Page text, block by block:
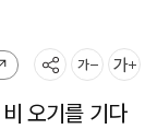
오기를 기다